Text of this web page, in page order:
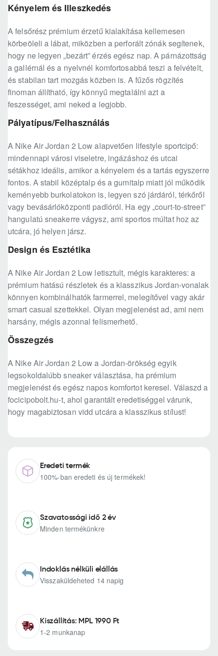
Kényelem és Illeszkedés
A felsőrész prémium érzetű kialakítása kellemesen
körbeöleli a lábat, miközben a perforált zónák segítenek,
hogy ne legyen „bezárt” érzés egész nap. A párnázottság
a gallérnál és a nyelvnél komfortosabbá teszi a felvételt,
és stabilan tart mozgás közben is. A fűzős rögzítés
finoman állítható, így könnyű megtalálni azt a
feszességet, ami neked a legjobb.
Pályatípus/Felhasználás
A Nike Air Jordan 2 Low alapvetően lifestyle sportcipő:
mindennapi városi viseletre, ingázáshoz és utcai
sétákhoz ideális, amikor a kényelem és a tartás egyszerre
fontos. A stabil középtalp és a gumitalp miatt jól működik
keményebb burkolatokon is, legyen szó járdáról, térkőről
vagy bevásárlóközponti padlóról. Ha egy „court-to-street”
hangulatú sneakerre vágysz, ami sportos múltat hoz az
utcára, jó helyen jársz.
Design és Esztétika
A Nike Air Jordan 2 Low letisztult, mégis karakteres: a
prémium hatású részletek és a klasszikus Jordan-vonalak
könnyen kombinálhatók farmerrel, melegítővel vagy akár
smart casual szettekkel. Olyan megjelenést ad, ami nem
harsány, mégis azonnal felismerhető.
Összegzés
A Nike Air Jordan 2 Low a Jordan-örökség egyik
legsokoldalúbb sneaker választása, ha prémium
megjelenést és egész napos komfortot keresel. Válaszd a
focicipobolt.hu-t, ahol garantált eredetiséggel várunk,
hogy magabiztosan vidd utcára a klasszikus stílust!
Eredeti termék
100%-ban eredeti és új termékek!
Szavatossági idő 2 év
Minden termékünkre
Indoklás nélküli elállás
Visszaküldeheted 14 napig
Kiszállítás: MPL 1990 Ft
1-2 munkanap